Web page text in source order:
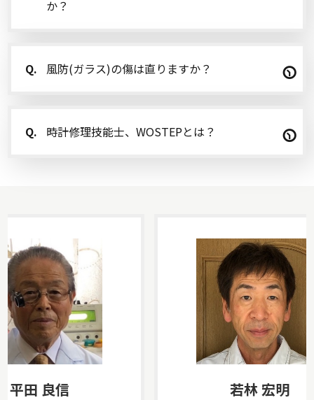
か？
Q. 風防(ガラス)の傷は直りますか？
Q. 時計修理技能士、WOSTEPとは？
平田 良信 若林 宏明